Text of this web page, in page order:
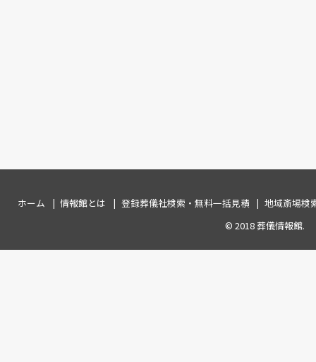
ホーム 情報館とは 登録葬儀社検索・無料一括見積
地域斎場検
© 2018葬儀情報館.